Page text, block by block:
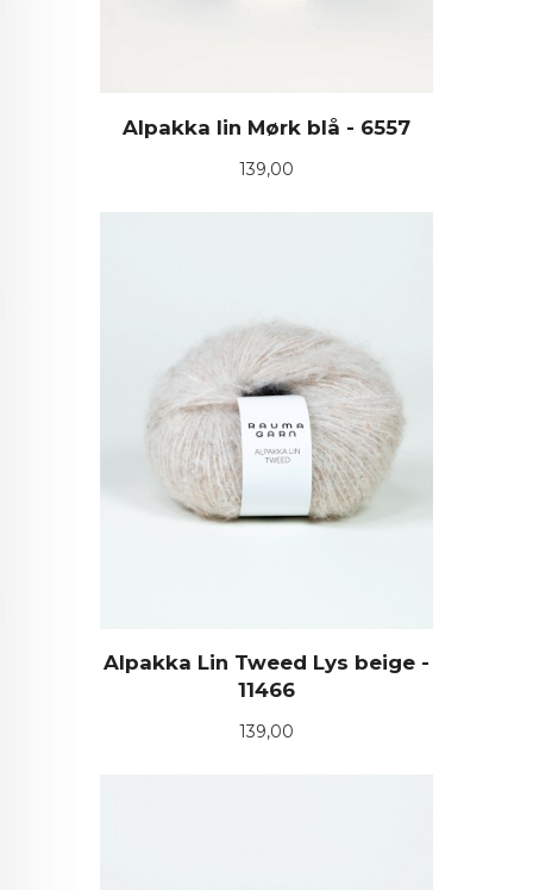
Alpakka lin Mørk blå - 6557
Pris
139,00
Alpakka Lin Tweed Lys beige -
11466
Pris
139,00